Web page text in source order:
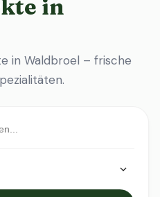
in
in Waldbroel – frische